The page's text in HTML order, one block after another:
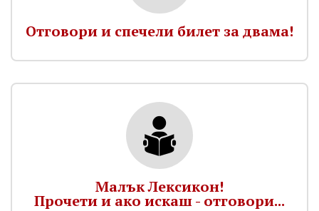
Отговори и спечели билет за двама!
Малък Лексикон!
Прочети и ако искаш - отговори...